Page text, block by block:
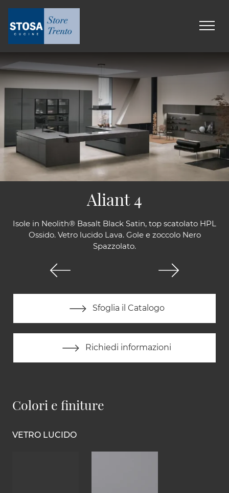
Isole in Neolith® Basalt Black Satin, top scatolato HPL
Ossido. Vetro lucido Lava. Gole e zoccolo Nero
Spazzolato.
Sfoglia il Catalogo
Richiedi informazioni
Aliant 4
Colori e finiture
VETRO LUCIDO